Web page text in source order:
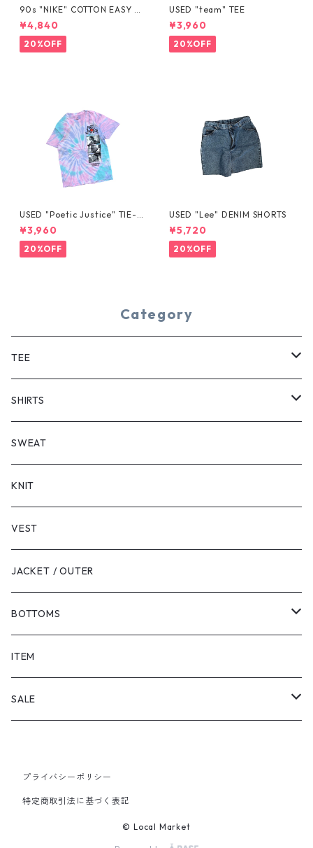
90s "NIKE" COTTON EASY S
HORTS
¥4,840
20%OFF
USED "team" TEE
¥3,960
20%OFF
USED "Poetic Justice" TIE-D
YE TEE
¥3,960
20%OFF
USED "Lee" DENIM SHORTS
¥5,720
20%OFF
Category
TEE
SHORT SLEEVE
LONG SLEEVE
SHIRTS
SHORT SLEEVE
LONG SLEEVE
SWEAT
KNIT
VEST
JACKET / OUTER
BOTTOMS
SHORTS
PANTS
ITEM
SALE
PANTS
プライバシーポリシー
特定商取引法に基づく表記
© Local Market